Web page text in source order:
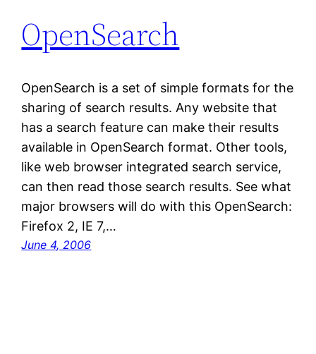
OpenSearch
OpenSearch is a set of simple formats for the
sharing of search results. Any website that
has a search feature can make their results
available in OpenSearch format. Other tools,
like web browser integrated search service,
can then read those search results. See what
major browsers will do with this OpenSearch:
Firefox 2, IE 7,…
June 4, 2006